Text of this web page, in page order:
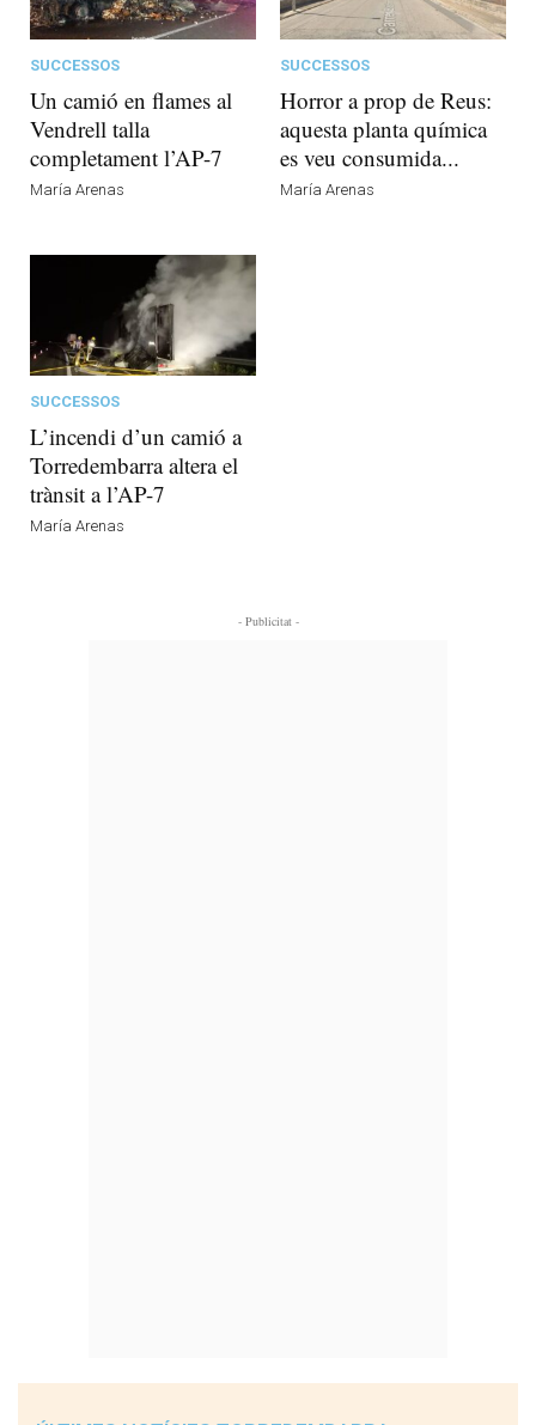
SUCCESSOS
Un camió en flames al
Vendrell talla
completament l’AP-7
María Arenas
SUCCESSOS
Horror a prop de Reus:
aquesta planta química
es veu consumida...
María Arenas
SUCCESSOS
L’incendi d’un camió a
Torredembarra altera el
trànsit a l’AP-7
María Arenas
- Publicitat -